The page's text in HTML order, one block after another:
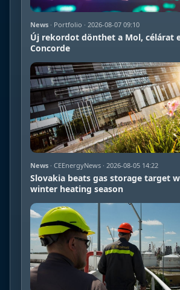
News · Portfolio · 2026-08-07 09:10
Új rekordot dönthet a Mol, célárat
Concorde
News · CEEnergyNews · 2026-08-05 14:22
Slovakia beats gas storage target
winter heating season